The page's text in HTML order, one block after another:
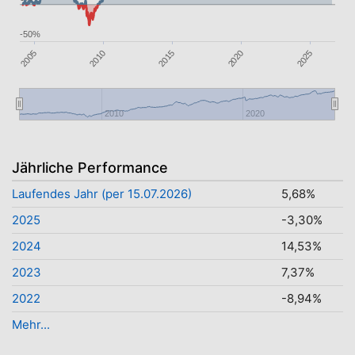
2005 2010 2015 2020 2025
2010 2020
-50%
Jährliche Performance
Laufendes Jahr (per 15.07.2026)
5,68%
2025
-3,30%
2024
14,53%
2023
7,37%
2022
-8,94%
Mehr...